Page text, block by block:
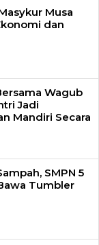
Musa
dan
Wagub
Jadi
Mandiri Secara
SMPN 5
Tumbler